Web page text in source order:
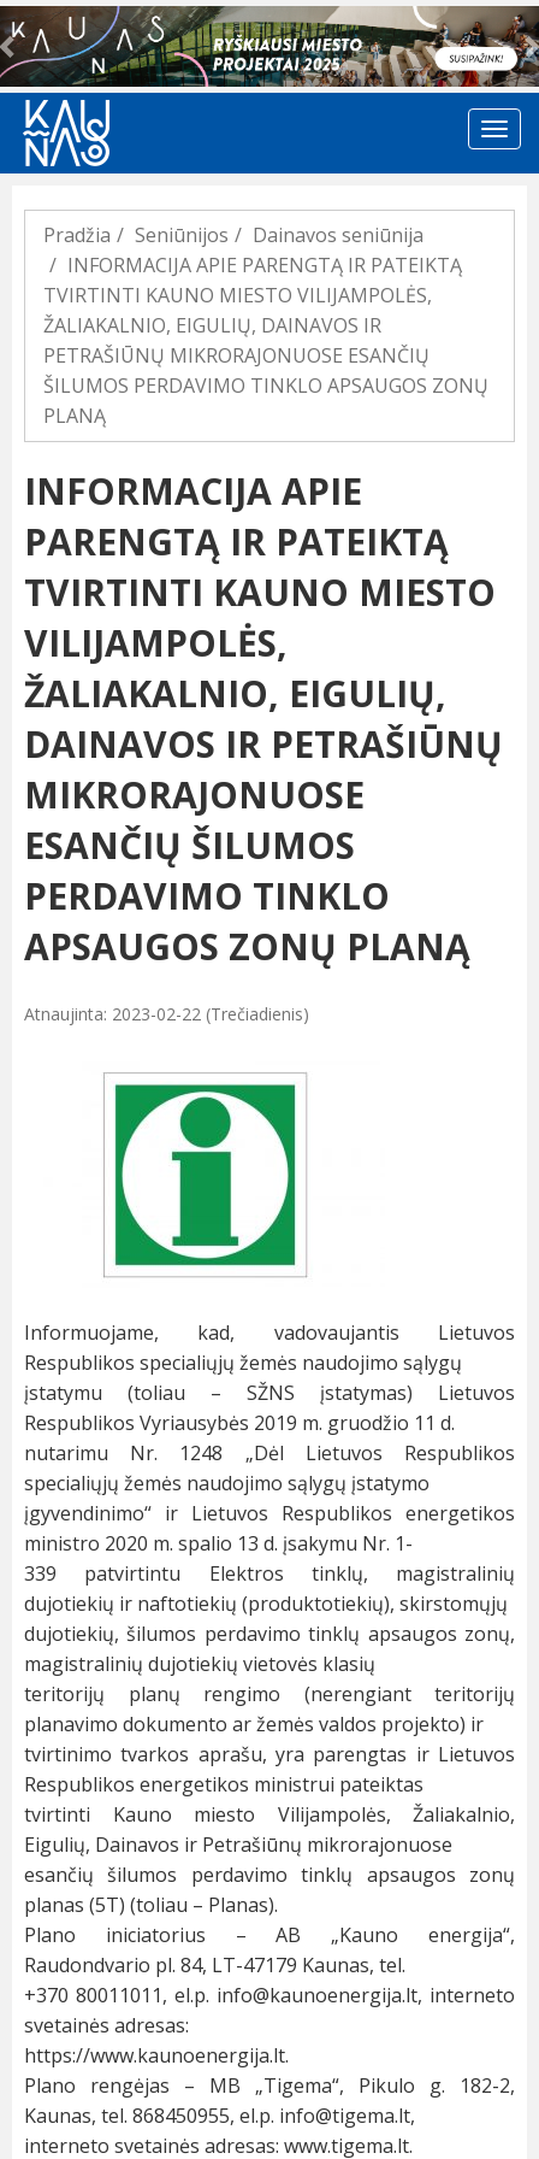
Previous
Pradžia Seniūnijos
Dainavos seniūnija
INFORMACIJA APIE PARENGTĄ IR PATEIKTĄ
TVIRTINTI KAUNO MIESTO VILIJAMPOLĖS,
ŽALIAKALNIO, EIGULIŲ, DAINAVOS IR
PETRAŠIŪNŲ MIKRORAJONUOSE ESANČIŲ
ŠILUMOS PERDAVIMO TINKLO APSAUGOS ZONŲ
PLANĄ
INFORMACIJA APIE
PARENGTĄ IR PATEIKTĄ
TVIRTINTI KAUNO MIESTO
VILIJAMPOLĖS,
ŽALIAKALNIO, EIGULIŲ,
DAINAVOS IR PETRAŠIŪNŲ
MIKRORAJONUOSE
ESANČIŲ ŠILUMOS
PERDAVIMO TINKLO
APSAUGOS ZONŲ PLANĄ
Atnaujinta: 2023-02-22 (Trečiadienis)
Informuojame, kad, vadovaujantis Lietuvos
Respublikos specialiųjų žemės naudojimo sąlygų
įstatymu (toliau – SŽNS įstatymas) Lietuvos
Respublikos Vyriausybės 2019 m. gruodžio 11 d.
nutarimu Nr. 1248 „Dėl Lietuvos Respublikos
specialiųjų žemės naudojimo sąlygų įstatymo
įgyvendinimo“ ir Lietuvos Respublikos energetikos
ministro 2020 m. spalio 13 d. įsakymu Nr. 1-
339 patvirtintu Elektros tinklų, magistralinių
dujotiekių ir naftotiekių (produktotiekių), skirstomųjų
dujotiekių, šilumos perdavimo tinklų apsaugos zonų,
magistralinių dujotiekių vietovės klasių
teritorijų planų rengimo (nerengiant teritorijų
planavimo dokumento ar žemės valdos projekto) ir
tvirtinimo tvarkos aprašu, yra parengtas ir Lietuvos
Respublikos energetikos ministrui pateiktas
tvirtinti
Kauno miesto Vilijampolės, Žaliakalnio,
Eigulių, Dainavos ir Petrašiūnų mikrorajonuose
esančių šilumos perdavimo tinklų apsaugos zonų
planas (5T) (toliau – Planas).
Plano iniciatorius
– AB „Kauno energija“,
Raudondvario pl. 84, LT-47179 Kaunas, tel.
+370 80011011, el.p. info@kaunoenergija.lt, interneto
svetainės adresas:
https://www.kaunoenergija.lt.
Plano rengėjas
– MB „Tigema“, Pikulo
g. 182-2,
Kaunas, tel. 868450955, el.p. info@tigema.lt,
interneto svetainės adresas: www.tigema.lt.